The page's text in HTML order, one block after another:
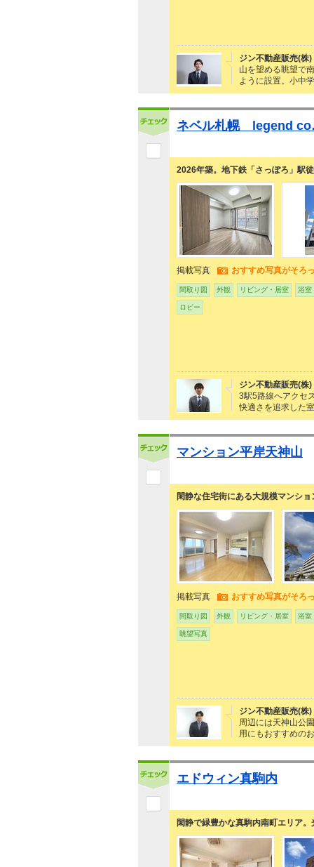
ジン不動産販売(株)
山を望める眺望で
ように設置。小中
ネベル札幌 legend
2026年築。地下鉄「さっぽろ」駅
掲載写真 おすすめ写真がそろ
間取り図 外観 リビング・居室 浴室
ロビー
ジン不動産販売(株)
3駅5路線へアクセ
快適さを追求した
マンション平岸天神山
閑静な住宅街にある大規模マンシ
掲載写真 おすすめ写真がそろ
間取り図 外観 リビング・居室 浴室
眺望写真
ジン不動産販売(株)
周辺には天神山公
用にもおすすめの
エドウィン真駒内
閑静で緑豊かな真駒内南町エリア